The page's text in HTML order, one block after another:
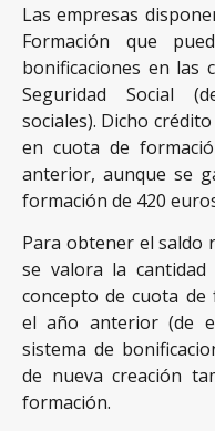
Las empresas
Formación que
bonificaciones en las
Seguridad Social
sociales). Dicho
en cuota de
anterior, aunque se
formación de 420
Para obtener el saldo
se valora la
concepto de cuota
el año anterior (de
sistema de
de nueva creación
formación.